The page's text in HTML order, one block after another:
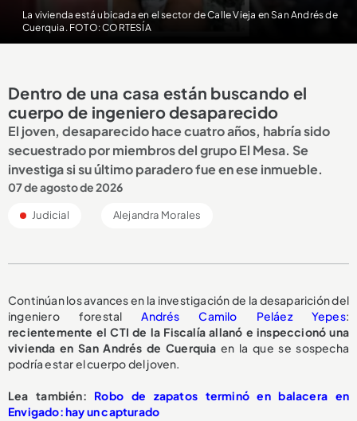
La vivienda está ubicada en el sector de Calle Vieja en San Andrés de
Cuerquia. FOTO: CORTESÍA
Dentro de una casa están buscando el
cuerpo de ingeniero desaparecido
El joven, desaparecido hace cuatro años, habría sido
secuestrado por miembros del grupo El Mesa. Se
investiga si su último paradero fue en ese inmueble.
07 de agosto de 2026
Judicial Alejandra Morales
Continúan los avances en la investigación de la desaparición del
ingeniero forestalAndrés Camilo Peláez Yepes:
recientemente el CTI de la Fiscalía allanó e inspeccionó una
vivienda en San Andrés de Cuerquia en la que se sospecha
podría estar el cuerpo del joven.
Lea también: Robo de zapatos terminó en balacera en
Envigado: hay un capturado